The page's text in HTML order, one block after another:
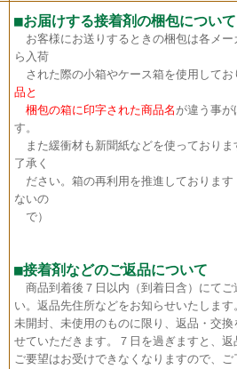
■お届けする接着剤の梱包について
お客様にお送りするときの梱包は各メー
ら入荷
された際の小箱やケース箱を使用してお
品と
梱包の箱に印字された商品名 が違う事
す。
また緩衝材も新聞紙などを使っておりま
了承く
ださい。箱の再利用を推進しております
ないの
で）
■接着剤などのご返品について
商品到着後７日以内（到着日含）にてご
い。返品先住所などをお知らせいたします
未開封、未使用のものに限り、返品・交換
せていただきます。７日を過ぎますと、返
ご要望はお受けできなくなりますので、ご